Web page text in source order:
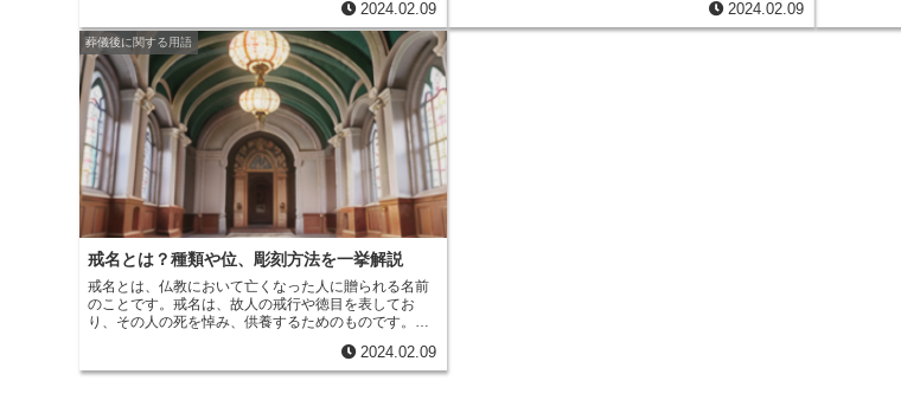
故人の経歴や業績、人柄やエピソード、家族や友人か
らのメッセージなどが刻まれます。中には、故人の遺
言や遺訓を刻んだ墓誌もあります。墓誌は、故人の死
を悼み、その思い出を後世に伝える大切な役割を果た
しています。墓誌は、墓石の正面や側面、裏面などに
刻まれます。正面に刻まれることが多いのは、故人の
名前、生没年月日、戒名、法名、没後法名、俗名、享
年、死亡原因、没年月日などの基本情報です。侧面や
裏面には、故人の経歴や業績、人柄やエピソード、家
族や友人からのメッセージなどが刻まれます。墓誌に
は、書体やフォント、文字の大きさや配置など、さま
ざまなデザインがあります。故人のイメージや遺族の
希望に合わせて、最適なデザインを選ぶことができま
の生涯を偲び、故人を偲ぶ大切な場所となります。墓
誌を建立することで、故人の死を悼み、その思い出を
後世に伝えることができます。また、墓誌は、お墓参
りをする人々にとって、故人と心の絆を結ぶ大切な場
所となります。
2024.02.09
水が浸透して文字が消えにくいなどのメリットがあり
ます。また、石を削り落として文字を残すことで、墓
2024.02.09
ど、様々
くて耐久性
葬儀後に関する用語
戒名とは？種類や位、彫刻方法を一挙解説
戒名とは、仏教において亡くなった人に贈られる名前
のことです。戒名は、故人の戒行や徳目を表してお
り、 その人の死を悼み、供養するためのものです。戒
されています。位号は、戒名の前の部分に付けられ、
故人の社会的地位や功績を表します。戒名は、位号の
2024.02.09